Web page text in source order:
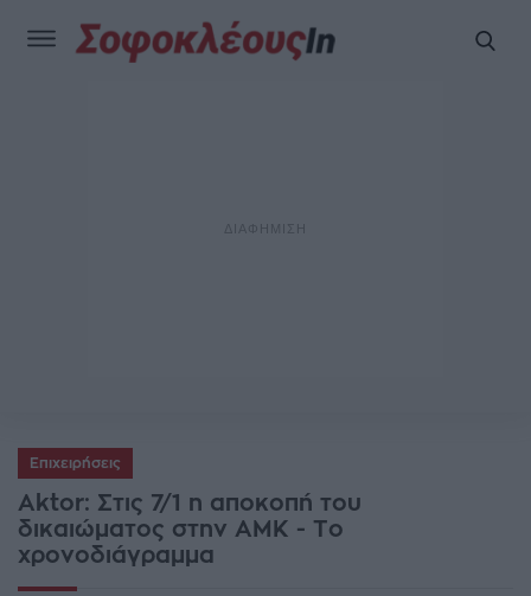
Επιχειρήσεις
Aktor: Στις 7/1 η αποκοπή του
δικαιώματος στην ΑΜΚ - Το
χρονοδιάγραμμα